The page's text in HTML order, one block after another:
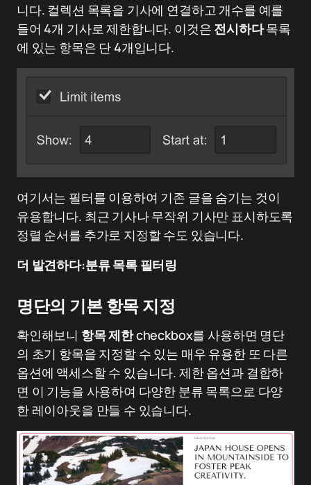
니다. 컬렉션 목록을 기사에 연결하고 개수를 예를
들어 4개 기사로 제한합니다. 이것은 전시하다목록
에 있는 항목은 단 4개입니다.
여기서는 필터를 이용하여 기존 글을 숨기는 것이
유용합니다. 최근 기사나 무작위 기사만 표시하도록
정렬 순서를 추가로 지정할 수도 있습니다.
더 발견하다:분류 목록 필터링
명단의 기본 항목 지정
확인해보니 항목 제한checkbox를 사용하면 명단
의 초기 항목을 지정할 수 있는 매우 유용한 또 다른
옵션에 액세스할 수 있습니다. 제한 옵션과 결합하
면 이 기능을 사용하여 다양한 분류 목록으로 다양
한 레이아웃을 만들 수 있습니다.